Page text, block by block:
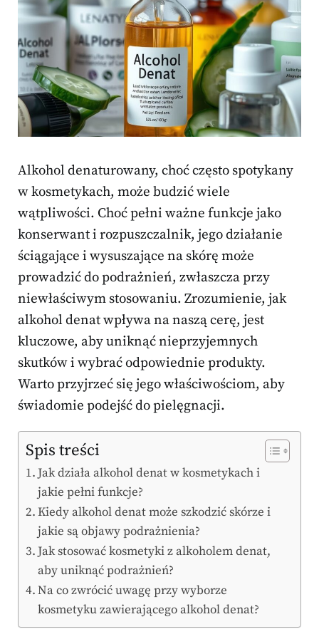
Alkohol denaturowany, choć często spotykany
w kosmetykach, może budzić wiele
wątpliwości. Choć pełni ważne funkcje jako
konserwant i rozpuszczalnik, jego działanie
ściągające i wysuszające na skórę może
prowadzić do podrażnień, zwłaszcza przy
niewłaściwym stosowaniu. Zrozumienie, jak
alkohol denat wpływa na naszą cerę, jest
kluczowe, aby uniknąć nieprzyjemnych
skutków i wybrać odpowiednie produkty.
Warto przyjrzeć się jego właściwościom, aby
świadomie podejść do pielęgnacji.
Spis treści
Jak działa alkohol denat w kosmetykach i
jakie pełni funkcje?
Kiedy alkohol denat może szkodzić skórze i
jakie są objawy podrażnienia?
Jak stosować kosmetyki z alkoholem denat,
aby uniknąć podrażnień?
Na co zwrócić uwagę przy wyborze
kosmetyku zawierającego alkohol denat?